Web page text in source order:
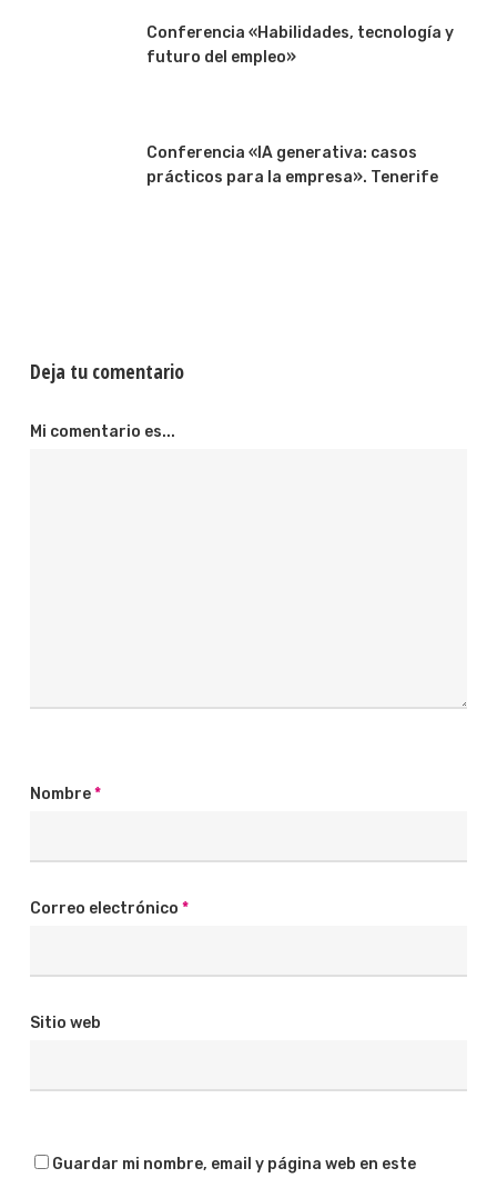
Conferencia «Habilidades, tecnología y
futuro del empleo»
Conferencia «IA generativa: casos
prácticos para la empresa». Tenerife
Deja tu comentario
Mi comentario es...
Nombre*
Correo electrónico *
Sitio web
Guardar mi nombre, email y página web en este